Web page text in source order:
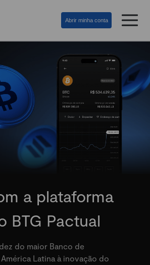
Abrir minha conta
a plataforma
BTG Pactual
do maior Banco de
Latina à inovação do